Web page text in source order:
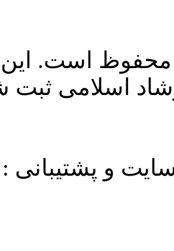
محفوظ است.
اسلامی
و پشتیبانی :